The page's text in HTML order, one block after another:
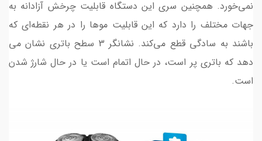
نمی‌خورد. همچنین سری این دستگاه قابلیت چرخش آزادانه به
جهات مختلف را دارد که این قابلیت موها را در هر نقطه‌ای که
باشند به سادگی قطع می‌کند. نشانگر 3 سطح باتری نشان می
دهد که باتری پر است، در حال اتمام است یا در حال شارژ شدن
است.